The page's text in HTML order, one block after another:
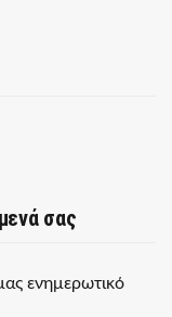
σας
ενημερωτικό